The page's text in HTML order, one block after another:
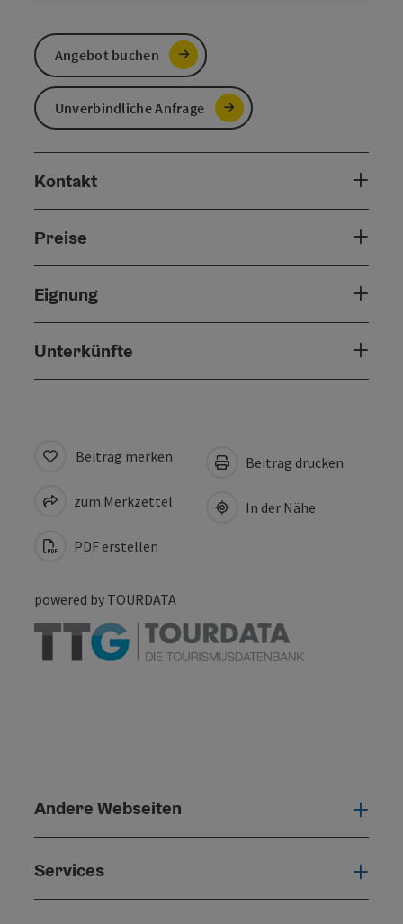
Angebot buchen
Unverbindliche Anfrage
Kontakt
Preise
Eignung
Unterkünfte
Beitrag merken
zum Merkzettel
PDF erstellen
Beitrag drucken
In der Nähe
powered by TOURDATA
Andere Webseiten
Services